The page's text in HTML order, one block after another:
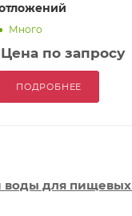
Много
Цена по запросу
ПОДРОБНЕЕ
воды для